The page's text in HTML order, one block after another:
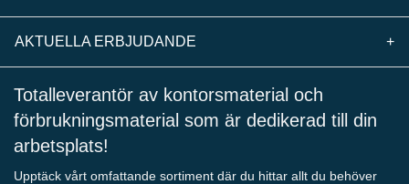
AKTUELLA ERBJUDANDE +
Totalleverantör av kontorsmaterial och
förbrukningsmaterial som är dedikerad till din
arbetsplats!
Upptäck vårt omfattande sortiment där du hittar allt du behöver